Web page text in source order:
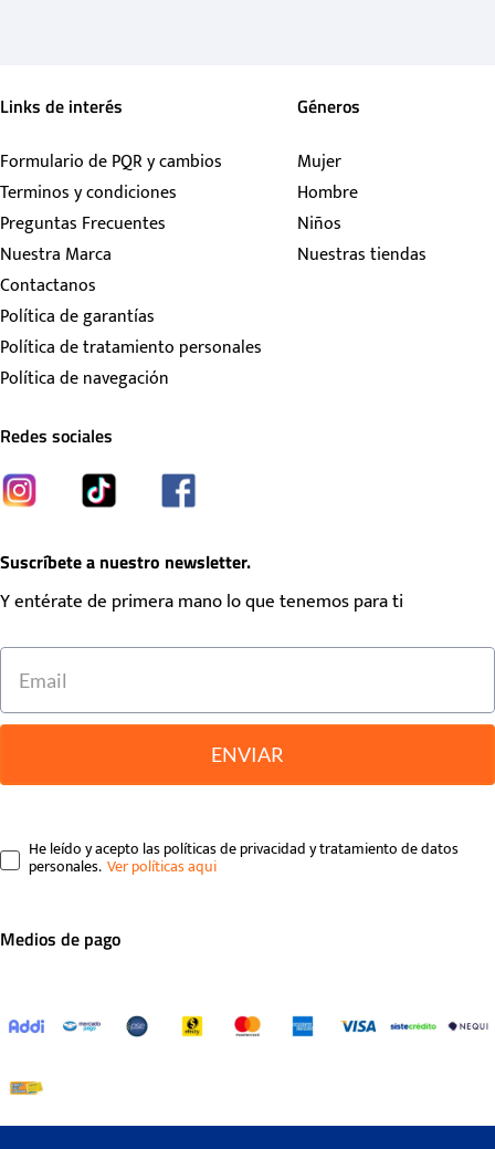
Links de interés
Formulario de PQR y cambios
Terminos y condiciones
Preguntas Frecuentes
Nuestra Marca
Contactanos
Política de garantías
Política de tratamiento personales
Política de navegación
Géneros
Mujer
Hombre
Niños
Nuestras tiendas
Redes sociales
Suscríbete a nuestro newsletter.
Y entérate de primera mano lo que tenemos para ti
ENVIAR
He leído y acepto las políticas de privacidad y tratamiento de datos
personales.
Medios de pago